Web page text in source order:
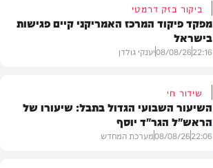
ביקור בזק דרמטי
מפקד פיקוד המרכז האמריקני קיים פגישות
בישראל
22:16
08/08/26יענקי גולדן
שידור חי
השיעור השבועי הגדול בתבל: שיעורו של
הראש"ל הגר"ד יוסף
22:06
08/08/26מערכת המחדש